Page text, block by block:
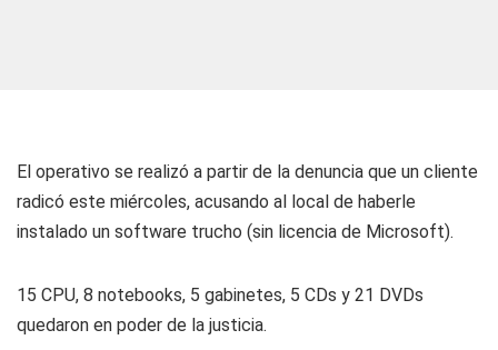
El operativo se realizó a partir de la denuncia que un cliente
radicó este miércoles, acusando al local de haberle
instalado un software trucho (sin licencia de Microsoft).
15 CPU, 8 notebooks, 5 gabinetes, 5 CDs y 21 DVDs
quedaron en poder de la justicia.